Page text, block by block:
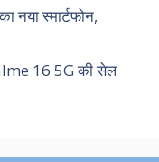
नया स्मार्टफोन,
16 5G की सेल